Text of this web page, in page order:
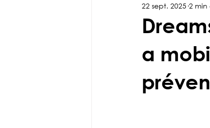
a
22 sept. 2025 2